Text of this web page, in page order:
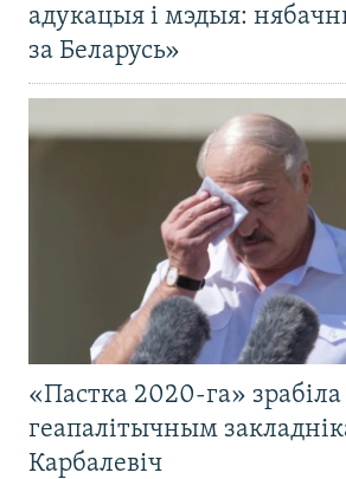
адукацыя і мэдыя:
за Беларусь»
«Пастка 2020-га»
геапалітычным
Карбалевіч